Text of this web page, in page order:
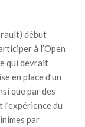
début
à l’Open
qui devrait
en place d’un
que par des
du
par